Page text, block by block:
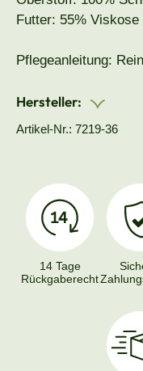
Futter: 55%
Pflegeanleitung:
Hersteller:
Artikel-Nr.: 7219-36
14 Tage
Rückgaberecht